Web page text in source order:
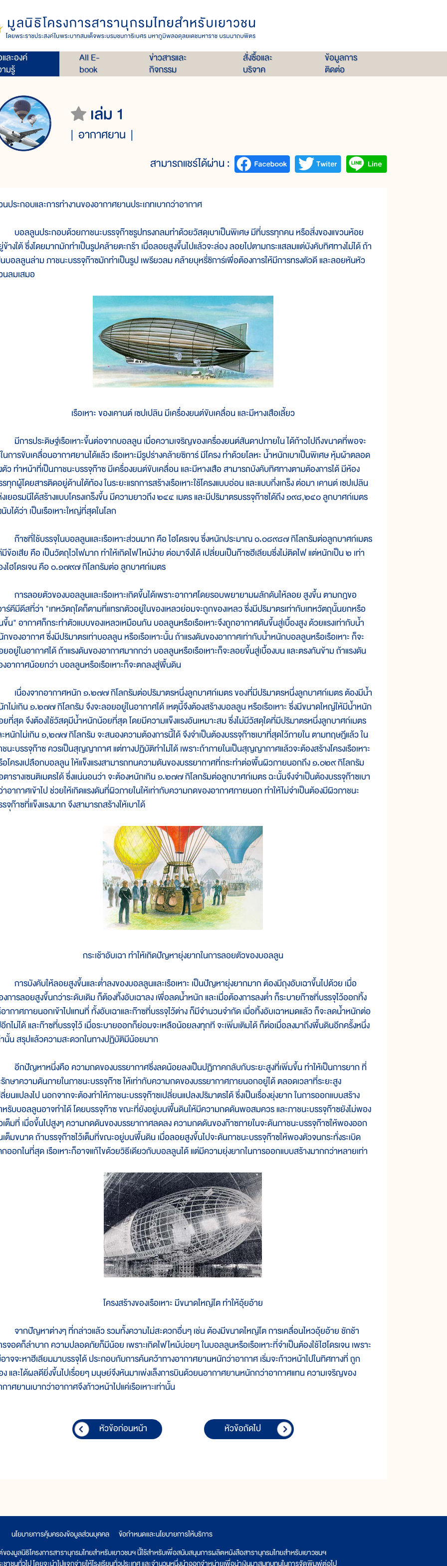
ละองค์
มรู้
All E-
book
ข่าวสารและ
กิจกรรม
สั่งซื้อและ
บริจาค
ข้อมูลการ
ติดต่อ
เล่ม 1
อากาศยาน
สามารถแชร์ได้ผ่าน :
ประกอบและการทำงานของอากาศยานประเภทเบากว่าอากาศ
บอลลูนประกอบด้วยภาชนะบรรจุก๊าซรูปทรงกลมทำด้วยวัสดุเบาเป็นพิเศษ มีที่บรรทุกคน หรือสิ่งของแขวนห้อย
างใต้ ซึ่งโดยมากมักทำเป็นรูปคล้ายตะกร้า เมื่อลอยสูงขึ้นไปแล้วจะล่อง ลอยไปตามกระแสลมแต่บังคับทิศทางไม่ได้ ถ้า
นบอลลูนล่าม ภาชนะบรรจุก๊าซมักทำเป็นรูป เพรียวลม คล้ายบุหรี่ซิการ์เพื่อต้องการให้มีการทรงตัวดี และลอยหันหัว
นลมเสมอ
เรือเหาะ ของเคานต์ เซปเปลิน มีเครื่องยนต์ขับเคลื่อน และมีหางเสือเลี้ยว
มีการประดิษฐ์เรือเหาะขึ้นต่อจากบอลลูน เมื่อความเจริญของเครื่องยนต์สันดาปภายใน ได้ก้าวไปถึงขนาดที่พอจะ
นการขับเคลื่อนอากาศยานได้แล้ว เรือเหาะมีรูปร่างคล้ายซิการ์ มีโครง ทำด้วยโลหะ น้ำหนักเบาเป็นพิเศษ หุ้มผ้าตลอด
ตัว ทำหน้าที่เป็นภาชนะบรรจุก๊าซ มีเครื่องยนต์ขับเคลื่อน และมีหางเสือ สามารถบังคับทิศทางตามต้องการได้ มีห้อง
ทุกผู้โดยสารติดอยู่ด้านใต้ท้อง ในระยะแรกการสร้างเรือเหาะใช้โครงแบบอ่อน และแบบกึ่งเกร็ง ต่อมา เคานต์ เซปเปลิน
งเยอรมนีได้สร้างแบบโครงเกร็งขึ้น มีความยาวถึง ๒๔๔ เมตร และมีปริมาตรบรรจุก๊าซได้ถึง ๑๙๘,๒๔๐ ลูกบาศก์เมตร
บได้ว่า เป็นเรือเหาะใหญ่ที่สุดในโลก
ก๊าซที่ใช้บรรจุในบอลลูนและเรือเหาะส่วนมาก คือ ไฮโดรเจน ซึ่งหนักประมาณ ๐.๐๘๙๘๗ กิโลกรัมต่อลูกบาศก์เมตร
มีข้อเสีย คือ เป็นวัตถุไวไฟมาก ทำให้เกิดไฟไหม้ง่าย ต่อมาจึงได้ เปลี่ยนเป็นก๊าซฮีเลียมซึ่งไม่ติดไฟ แต่หนักเป็น ๒ เท่า
ไฮโดรเจน คือ ๐.๑๗๙๗ กิโลกรัมต่อ ลูกบาศก์เมตร
การลอยตัวของบอลลูนและเรือเหาะเกิดขึ้นได้เพราะอากาศโดยรอบพยายามผลักดันให้ลอย สูงขึ้น ตามกฎขอ
ร์คีมีดีสที่ว่า "เทหวัตถุใดก็ตามที่แทรกตัวอยู่ในของเหลวย่อมจะถูกของเหลว ซึ่งมีปริมาตรเท่ากับเทหวัตถุนั้นยกหรือ
ขึ้น" อากาศก็กระทำตัวแบบของเหลวเหมือนกัน บอลลูนหรือเรือเหาะจึงถูกอากาศดันขึ้นสู่เบื้องสูง ด้วยแรงเท่ากับน้ำ
กของอากาศ ซึ่งมีปริมาตรเท่าบอลลูน หรือเรือเหาะนั้น ถ้าแรงดันของอากาศเท่ากับน้ำหนักบอลลูนหรือเรือเหาะ ก็จะ
อยู่ในอากาศได้ ถ้าแรงดันของอากาศมากกว่า บอลลูนหรือเรือเหาะก็จะลอยขึ้นสู่เบื้องบน และตรงกันข้าม ถ้าแรงดัน
อากาศน้อยกว่า บอลลูนหรือเรือเหาะก็จะตกลงสู่พื้นดิน
เนื่องจากอากาศหนัก ๑.๒๗๗ กิโลกรัมต่อปริมาตรหนึ่งลูกบาศก์เมตร ของที่มีปริมาตรหนึ่งลูกบาศก์เมตร ต้องมีน้ำ
กไม่เกิน ๑.๒๗๗ กิโลกรัม จึงจะลอยอยู่ในอากาศได้ เหตุนี้จึงต้องสร้างบอลลูน หรือเรือเหาะ ซึ่งมีขนาดใหญ่ให้มีน้ำหนัก
ยที่สุด จึงต้องใช้วัสดุมีน้ำหนักน้อยที่สุด โดยมีความแข็งแรงอันเหมาะสม ซึ่งไม่มีวัสดุใดที่มีปริมาตรหนึ่งลูกบาศก์เมตร
ะหนักไม่เกิน ๑,๒๗๗ กิโลกรัม จะสนองความต้องการนี้ได้ จึงจำเป็นต้องบรรจุก๊าซเบาที่สุดไว้ภายใน ตามทฤษฎีแล้ว ใน
นะบรรจุก๊าซ ควรเป็นสุญญากาศ แต่ทางปฏิบัติทำไม่ได้ เพราะถ้าภายในเป็นสุญญากาศแล้วจะต้องสร้างโครงเรือเหาะ
อโครงเปลือกบอลลูน ให้แข็งแรงสามารถทนความดันของบรรยากาศที่กระทำต่อพื้นผิวภายนอกถึง ๑.๐๒๙ กิโลกรัม
ตารางเซนติเมตรได้ ซึ่งแน่นอนว่า จะต้องหนักเกิน ๑.๒๗๗ กิโลกรัมต่อลูกบาศก์เมตร ฉะนั้นจึงจำเป็นต้องบรรจุก๊าซเบา
อากาศเข้าไป ช่วยให้เกิดแรงดันที่ผิวภายในให้เท่ากับความกดของอากาศภายนอก ทำให้ไม่จำเป็นต้องมีผิวภาชนะ
จุก๊าซที่แข็งแรงมาก จึงสามารถสร้างให้เบาได้
กระเช้าอับเฉา ทำให้เกิดปัญหายุ่งยากในการลอยตัวของบอลลูน
การบังคับให้ลอยสูงขึ้นและต่ำลงของบอลลูนและเรือเหาะ เป็นปัญหายุ่งยากมาก ต้องมีถุงอับเฉาขึ้นไปด้วย เมื่อ
งการลอยสูงขึ้นกว่าระดับเดิม ก็ต้องทิ้งอับเฉาลง เพื่อลดน้ำหนัก และเมื่อต้องการลงต่ำ ก็ระบายก๊าซที่บรรจุไว้ออกทิ้ง
ากาศภายนอกเข้าไปแทนที่ ทั้งอับเฉาและก๊าซที่บรรจุไว้ต่าง ก็มีจำนวนจำกัด เมื่อทิ้งอับเฉาหมดแล้ว ก็จะลดน้ำหนักต่อ
กไม่ได้ และก๊าซที่บรรจุไว้ เมื่อระบายออกก็ย่อมจะเหลือน้อยลงทุกที จะเพิ่มเติมได้ ก็ต่อเมื่อลงมาถึงพื้นดินอีกครั้งหนึ่ง
านั้น สรุปแล้วความสะดวกในทางปฏิบัติมีน้อยมาก
อีกปัญหาหนึ่งคือ ความกดของบรรยากาศซึ่งลดน้อยลงเป็นปฏิภาคกลับกับระยะสูงที่เพิ่มขึ้น ทำให้เป็นการยาก ที่
รักษาความดันภายในภาชนะบรรจุก๊าซ ให้เท่ากับความกดของบรรยากาศภายนอกอยู่ได้ ตลอดเวลาที่ระยะสูง
ยนแปลงไป นอกจากจะต้องทำให้ภาชนะบรรจุก๊าซเปลี่ยนแปลงปริมาตรได้ ซึ่งเป็นเรื่องยุ่งยาก ในการออกแบบสร้าง
หรับบอลลูนอาจทำได้ โดยบรรจุก๊าซ ขณะที่ยังอยู่บนพื้นดินให้มีความกดดันพอสมควร และภาชนะบรรจุก๊าซยังไม่พอง
เต็มที่ เมื่อขึ้นไปสูงๆ ความกดดันของบรรยากาศลดลง ความกดดันของก๊าซภายในจะดันภาชนะบรรจุก๊าซให้พองออก
เต็มขนาด ถ้าบรรจุก๊าซไว้เต็มที่ขณะอยู่บนพื้นดิน เมื่อลอยสูงขึ้นไปจะดันภาชนะบรรจุก๊าซให้พองตัวจนกระทั่งระเบิด
กออกในที่สุด เรือเหาะก็อาจแก้ไขด้วยวิธีเดียวกับบอลลูนได้ แต่มีความยุ่งยากในการออกแบบสร้างมากกว่าหลายเท่า
โครงสร้างของเรือเหาะ มีขนาดใหญ่โต ทำให้อุ้ยอ้าย
จากปัญหาต่างๆ ที่กล่าวแล้ว รวมทั้งความไม่สะดวกอื่นๆ เช่น ต้องมีขนาดใหญ่โต การเคลื่อนไหวอุ้ยอ้าย ชักช้า
จอดก็ลำบาก ความปลอดภัยก็มีน้อย เพราะเกิดไฟไหม้บ่อยๆ ในบอลลูนหรือเรือเหาะที่จำเป็นต้องใช้ไฮโดรเจน เพราะ
าจจะหาฮีเลียมมาบรรจุได้ ประกอบกับการค้นคว้าทางอากาศยานหนักว่าอากาศ เริ่มจะก้าวหน้าไปในทิศทางที่ ถูก
ง และได้ผลดียิ่งขึ้นไปเรื่อยๆ มนุษย์จึงหันมาเพ่งเล็งการบินด้วยนอากาศยานหนักกว่าอากาศแทน ความเจริญของ
าศยานเบากว่าอากาศจึงก้าวหน้าไปแค่เรือเหาะเท่านั้น
หัวข้อก่อนหน้า หัวข้อถัดไป
นโยบายการคุ้มครองข้อมูลส่วนบุคคล
ข้อกำหนดและนโยบายการให้บริการ
องมูลนิธิโครงการสารานุกรมไทยสำหรับเยาวชนฯ นี้ใช้สำหรับเพื่อสนับสนุนการผลิตหนังสือสารานุกรมไทยสำหรับเยาวชนฯ
ชาชนทั่วไป โดยจะนำไปแจกจ่ายให้โรงเรียนทั่วประเทศ และจำนวนหนึ่งนำออกจำหน่ายเพื่อนำเงินมาสมทบทุนในการจัดพิมพ์ต่อไป